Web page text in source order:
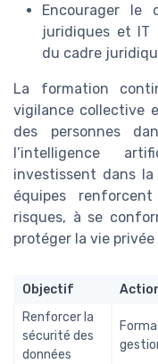
Encourager le
juridiques et IT
du cadre
La formation
vigilance collective
des personnes
l’intelligence
investissent dans
équipes
risques, à se
protéger la vie
Objectif
Renforcer la
sécurité des
données